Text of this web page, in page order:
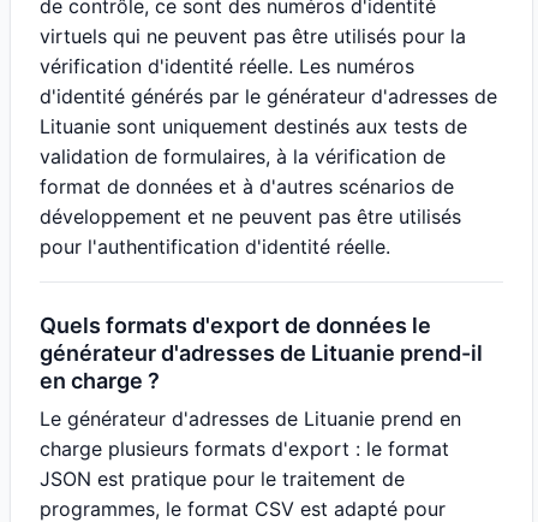
de contrôle, ce sont des numéros d'identité
virtuels qui ne peuvent pas être utilisés pour la
vérification d'identité réelle. Les numéros
d'identité générés par le générateur d'adresses de
Lituanie sont uniquement destinés aux tests de
validation de formulaires, à la vérification de
format de données et à d'autres scénarios de
développement et ne peuvent pas être utilisés
pour l'authentification d'identité réelle.
Quels formats d'export de données le
générateur d'adresses de Lituanie prend-il
en charge ?
Le générateur d'adresses de Lituanie prend en
charge plusieurs formats d'export : le format
JSON est pratique pour le traitement de
programmes, le format CSV est adapté pour